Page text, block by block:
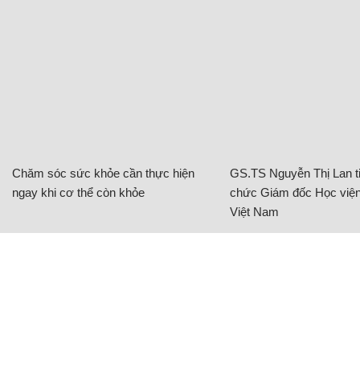
Chăm sóc sức khỏe cần thực hiện
ngay khi cơ thể còn khỏe
GS.TS Nguyễn Thị Lan
chức Giám đốc Học
Việt Nam